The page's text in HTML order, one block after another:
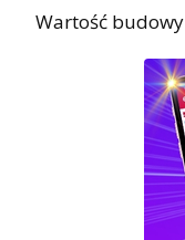
Wartość